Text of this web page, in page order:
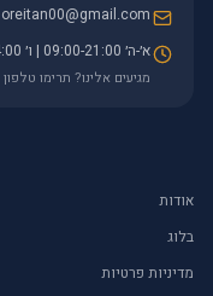
oreitan00@gmail.com
א׳-ה׳ 09:00-21:00 | ו׳ 09:00-14:00
מגיעים אלינו? תרימו
אודות
בלוג
מדיניות פרטיות